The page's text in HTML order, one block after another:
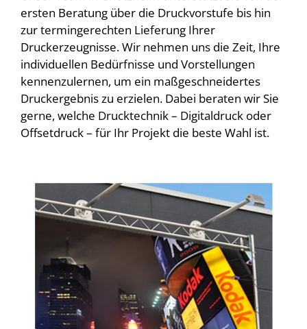
ersten Beratung über die Druckvorstufe bis hin
zur termingerechten Lieferung Ihrer
Druckerzeugnisse. Wir nehmen uns die Zeit, Ihre
individuellen Bedürfnisse und Vorstellungen
kennenzulernen, um ein maßgeschneidertes
Druckergebnis zu erzielen. Dabei beraten wir Sie
gerne, welche Drucktechnik – Digitaldruck oder
Offsetdruck – für Ihr Projekt die beste Wahl ist.